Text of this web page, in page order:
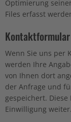
Optimierung
Files erfasst
Kontaktformular
Wenn Sie uns per
werden Ihre
von Ihnen dort
der Anfrage und
gespeichert.
Einwilligung weiter.